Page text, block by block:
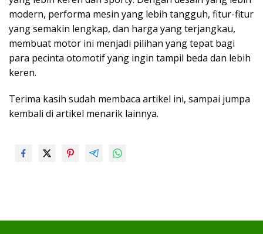
modern, performa mesin yang lebih tangguh, fitur-fitur
yang semakin lengkap, dan harga yang terjangkau,
membuat motor ini menjadi pilihan yang tepat bagi
para pecinta otomotif yang ingin tampil beda dan lebih
keren.
Terima kasih sudah membaca artikel ini, sampai jumpa
kembali di artikel menarik lainnya.